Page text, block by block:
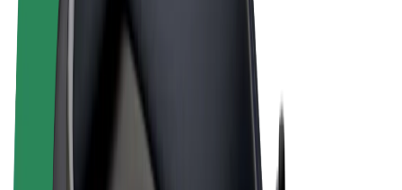
Productos
Bolt Market